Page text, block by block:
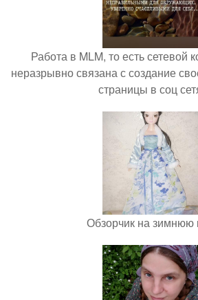
Работа в MLM, то есть сетевой
неразрывно связана с создание
страницы в соц
Обзорчик на зимнюю